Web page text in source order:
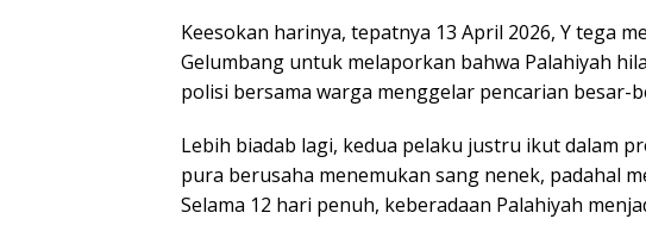
Keesokan harinya, tepatnya 13 April 2026, Y tega
Gelumbang untuk melaporkan bahwa Palahiyah
polisi bersama warga menggelar pencarian besar-
Lebih biadab lagi, kedua pelaku justru ikut dalam
pura berusaha menemukan sang nenek, padahal
Selama 12 hari penuh, keberadaan Palahiyah